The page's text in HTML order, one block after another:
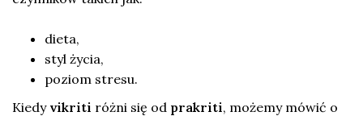
dieta,
styl życia,
poziom stresu.
Kiedy vikriti różni się od prakriti, możemy mówić o